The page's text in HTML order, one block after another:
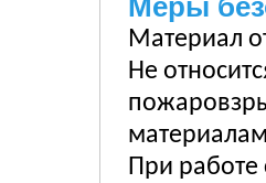
Меры
Материал
Не
При работе